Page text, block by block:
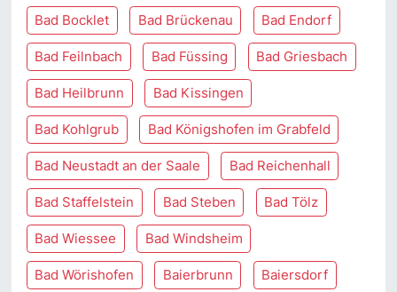
Bad Bocklet Bad Brückenau Bad Endorf
Bad Feilnbach Bad Füssing Bad Griesbach
Bad Heilbrunn Bad Kissingen
Bad Kohlgrub Bad Königshofen im Grabfeld
Bad Neustadt an der Saale Bad Reichenhall
Bad Staffelstein Bad Steben Bad Tölz
Bad Wiessee Bad Windsheim
Bad Wörishofen Baierbrunn Baiersdorf